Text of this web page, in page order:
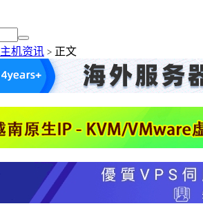
主机资讯 > 正文